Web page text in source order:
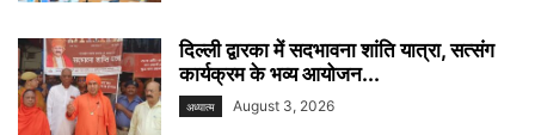
दिल्ली द्वारका में सदभावना शांति यात्रा, सत्संग
कार्यक्रम के भव्य आयोजन...
अध्यात्म August 3, 2026